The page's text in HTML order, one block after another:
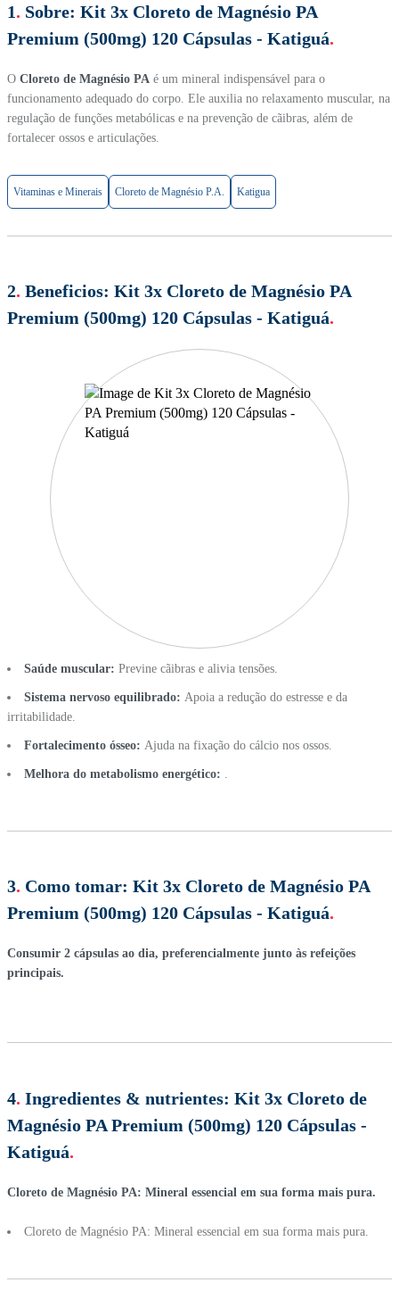
1. Sobre: Kit 3x Cloreto de Magnésio PA
Premium (500mg) 120 Cápsulas - Katiguá.
O Cloreto de Magnésio PA é um mineral indispensável para o
funcionamento adequado do corpo. Ele auxilia no relaxamento muscular, na
regulação de funções metabólicas e na prevenção de cãibras, além de
fortalecer ossos e articulações.
Vitaminas e Minerais Cloreto de Magnésio P.A. Katigua
2. Beneficios: Kit 3x Cloreto de Magnésio PA
Premium (500mg) 120 Cápsulas - Katiguá.
Saúde muscular: Previne cãibras e alivia tensões.
Sistema nervoso equilibrado: Apoia a redução do estresse e da
irritabilidade.
Fortalecimento ósseo: Ajuda na fixação do cálcio nos ossos.
Melhora do metabolismo energético:
3. Como tomar: Kit 3x Cloreto de Magnésio PA
Premium (500mg) 120 Cápsulas - Katiguá.
Consumir 2 cápsulas ao dia, preferencialmente junto às refeições
principais.
4. Ingredientes & nutrientes: Kit 3x Cloreto de
Magnésio PA Premium (500mg) 120 Cápsulas -
Katiguá.
Cloreto de Magnésio PA: Mineral essencial em sua forma mais pura.
Cloreto de Magnésio PA: Mineral essencial em sua forma mais pura.